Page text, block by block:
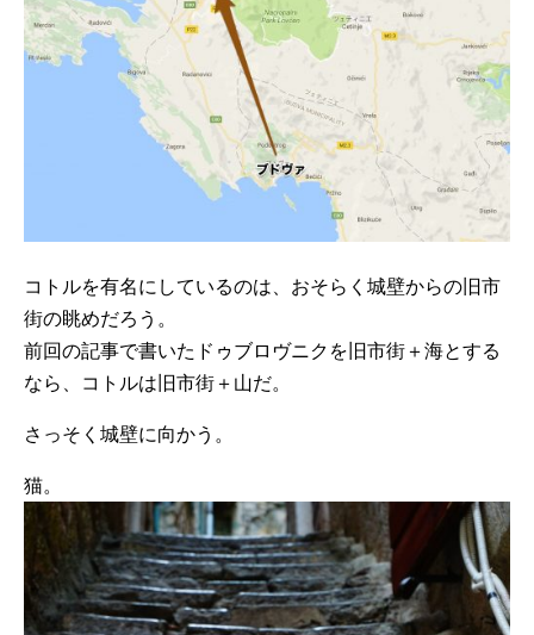
コトルを有名にしているのは、おそらく城壁からの旧市
街の眺めだろう。
前回の記事で書いたドゥブロヴニクを旧市街＋海とする
なら、コトルは旧市街＋山だ。
さっそく城壁に向かう。
猫。